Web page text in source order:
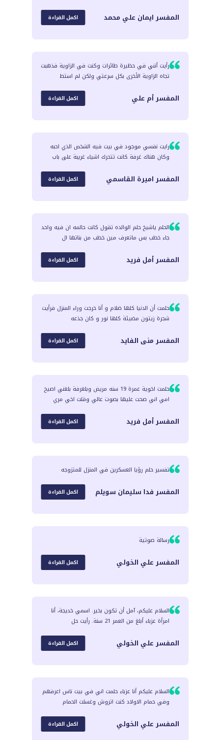
المفسر ايمان علي محمد اكمل القراءة
رأيت أنني في حظيرة طائرات وكنت في الزاوية فذهبت
تجاه الزاوية الأخرى بكل سرعتي ولكن لم استط
المفسرأم علي اكمل القراءة
رايت نفسي موجود في بيت فيه الشخص الذي احبه
وكان هناك غرفة كانت تتحرك اشياء غريبة علی باب
المفسر اميرة القاسمي اكمل القراءة
الحلم ياشيخ حلم الوالده تقول كانت حالمه ان فيه واحد
جاء خطب بس ماتعرف مين خطب من بناتها ال
المفسرأمل فريد اكمل القراءة
حلمت أن الدنيا كلها ضلام و أنا خرجت وراء المنزل فرأيت
شجرة زيتون مضيئة كلها نور و كان جذعه
المفسر منى الفايد اكمل القراءة
حلمت اخوية عمرة 19 سنه مريض وبلغرفة بلغني اصيح
امي اني صحت عليها بصوت عالي وقلت اخي مري
المفسرأمل فريد اكمل القراءة
تفسير حلم رؤيا العسكرين في المنزل للمتزوجه
المفسر فدا سليمان سويلم اكمل القراءة
رسالة صوتية
المفسر علي الخولي اكمل القراءة
السلام عليكم، آمل أن تكون بخير. اسمي خديجة، أنا
امرأة عزباء أبلغ من العمر 21 سنة. رأيت حل
المفسر علي الخولي اكمل القراءة
السلام عليكم أنا عزباء حلمت اني في بيت ناس اعرفهم
وفي حمام الاولاد كنت اتروش وغسلت الحمام
المفسر علي الخولي اكمل القراءة